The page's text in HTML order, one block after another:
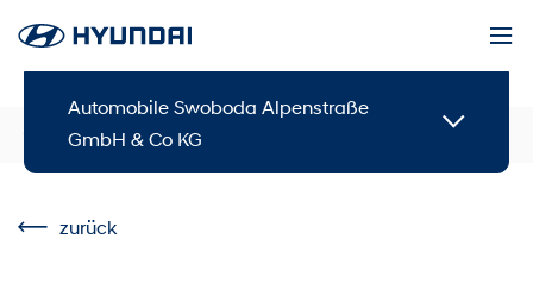
Automobile Swoboda Alpenstraße
GmbH & Co KG
Service & Zubehör
zurück